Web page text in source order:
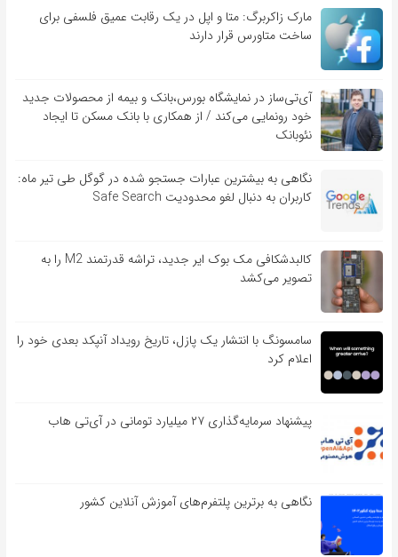
مارک زاکربرگ: متا و اپل در یک رقابت عمیق فلسفی برای
ساخت متاورس قرار دارند
آی‌تی‌ساز در نمایشگاه بورس،بانک و بیمه از محصولات جدید
خود رونمایی می‌کند / از همکاری با بانک مسکن تا ایجاد
نئوبانک
نگاهی به بیشترین عبارات جستجو شده در گوگل طی تیر ماه:
کاربران به دنبال لغو محدودیت Safe Search
کالبدشکافی مک بوک ایر جدید، تراشه قدرتمند M2 را به
تصویر می‌کشد
سامسونگ با انتشار یک پازل، تاریخ رویداد آنپکد بعدی خود را
اعلام کرد
پیشنهاد سرمایه‌گذاری ۲۷ میلیارد تومانی در آی‌تی هاب
نگاهی به برترین پلتفرم‌های آموزش آنلاین کشور